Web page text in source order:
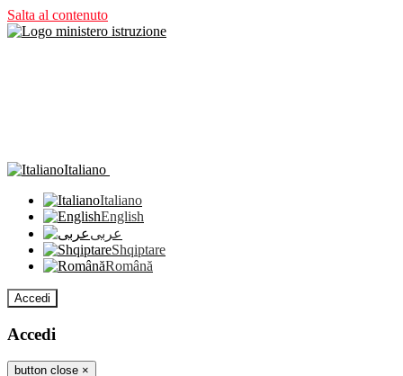
Salta al contenuto
Italiano
Italiano
English
عربى
Shqiptare
Română
Accedi
Accedi
button close ×